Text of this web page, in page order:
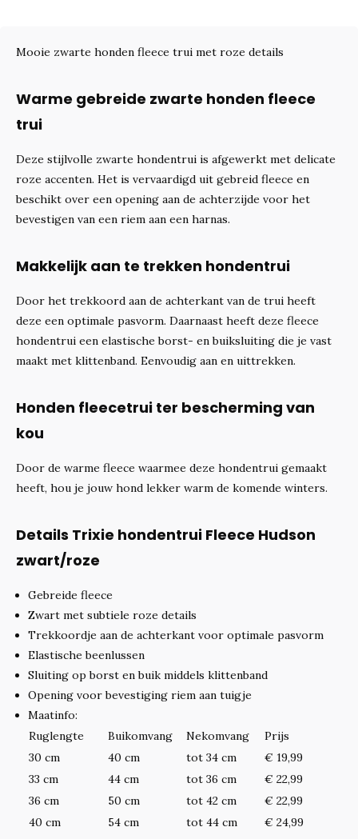
Mooie zwarte honden fleece trui met roze details
Warme gebreide zwarte honden fleece
trui
Deze stijlvolle zwarte hondentrui is afgewerkt met delicate
roze accenten. Het is vervaardigd uit gebreid fleece en
beschikt over een opening aan de achterzijde voor het
bevestigen van een riem aan een harnas.
Makkelijk aan te trekken hondentrui
Door het trekkoord aan de achterkant van de trui heeft
deze een optimale pasvorm. Daarnaast heeft deze fleece
hondentrui een elastische borst- en buiksluiting die je vast
maakt met klittenband. Eenvoudig aan en uittrekken.
Honden fleecetrui ter bescherming van
kou
Door de warme fleece waarmee deze hondentrui gemaakt
heeft, hou je jouw hond lekker warm de komende winters.
Details Trixie hondentrui Fleece Hudson
zwart/roze
Gebreide fleece
Zwart met subtiele roze details
Trekkoordje aan de achterkant voor optimale pasvorm
Elastische beenlussen
Sluiting op borst en buik middels klittenband
Opening voor bevestiging riem aan tuigje
Maatinfo:
Ruglengte
Buikomvang Nekomvang
Prijs
30 cm
40 cm tot 34 cm
€ 19,99
33 cm
44 cm tot 36 cm
€ 22,99
36 cm
50 cm tot 42 cm
€ 22,99
40 cm
54 cm tot 44 cm
€ 24,99